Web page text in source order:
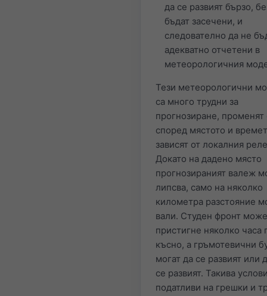
да се развият бързо,
бъдат засечени, и
следователно да не
адекватно отчетени в
метеорологичния
Тези метеорологични
са много трудни за
прогнозиране, променят
според мястото и
зависят от локалния
Докато на дадено място
прогнозираният валеж
липсва, само на няколко
километра разстояние
вали. Студен фронт
пристигне няколко часа
късно, а гръмотевични
могат да се развият или
се развият. Такива
податливи на грешки и